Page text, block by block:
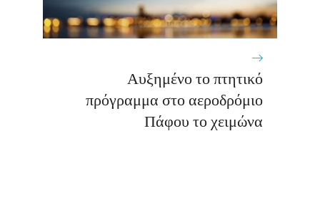
Αυξημένο το πτητικό
πρόγραμμα στο αεροδρόμιο
Πάφου το χειμώνα